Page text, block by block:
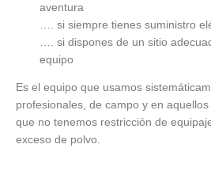
aventura
…. si siempre tienes suministro
…. si dispones de un sitio
equipo
Es el equipo que usamos
profesionales, de campo y en
que no tenemos restricción de
exceso de polvo.